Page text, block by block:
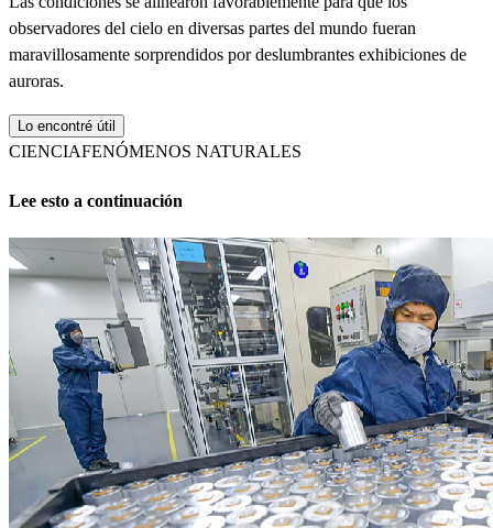
observadores del cielo en diversas partes del mundo fueran
maravillosamente sorprendidos por deslumbrantes exhibiciones de
auroras.
Lo encontré útil
CIENCIAFENÓMENOS NATURALES
Lee esto a continuación